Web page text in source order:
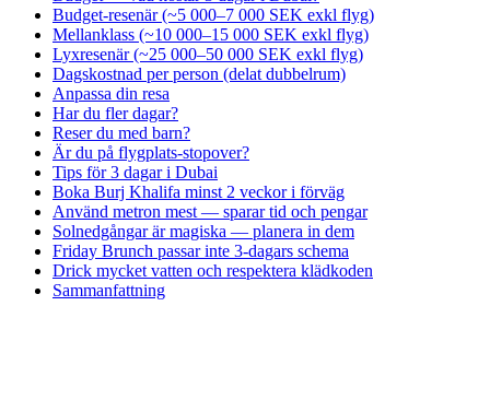
Budget-resenär (~5 000–7 000 SEK exkl flyg)
Mellanklass (~10 000–15 000 SEK exkl flyg)
Lyxresenär (~25 000–50 000 SEK exkl flyg)
Dagskostnad per person (delat dubbelrum)
Anpassa din resa
Har du fler dagar?
Reser du med barn?
Är du på flygplats-stopover?
Tips för 3 dagar i Dubai
Boka Burj Khalifa minst 2 veckor i förväg
Använd metron mest — sparar tid och pengar
Solnedgångar är magiska — planera in dem
Friday Brunch passar inte 3-dagars schema
Drick mycket vatten och respektera klädkoden
Sammanfattning